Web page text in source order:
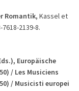
Romantik, Kassel et
2139-8.
Europäische
/ Les Musiciens
/ Musicisti europei